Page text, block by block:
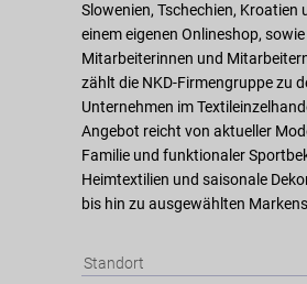
Slowenien, Tschechien, Kroatien
einem eigenen Onlineshop,
Mitarbeiterinnen und
zählt die NKD-Firmengruppe zu
Unternehmen im
Angebot reicht von aktueller
Familie und funktionaler
Heimtextilien und saisonale
bis hin zu ausgewählten
Standort